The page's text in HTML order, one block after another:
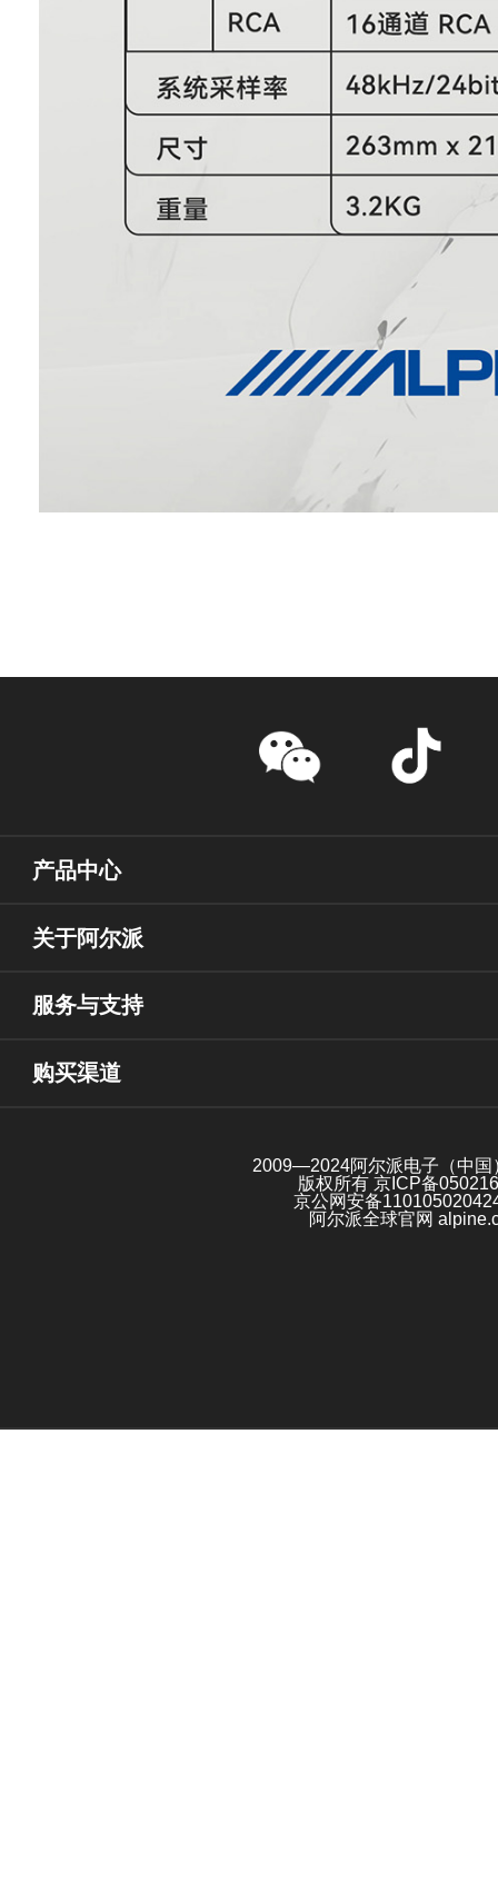
产品中心
关于阿尔派
服务与支持
购买渠道
2009—2024阿尔派电子（中国
版权所有 京ICP备
京公网安备
阿尔派全球官网